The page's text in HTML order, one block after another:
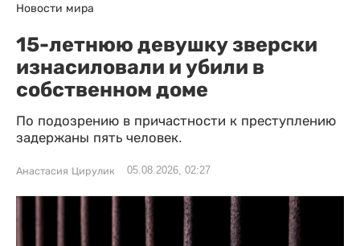
Новости мира
15-летнюю девушку зверски
изнасиловали и убили в
собственном доме
По подозрению в причастности к преступлению
задержаны пять человек.
Анастасия Цирулик 05.08.2026, 02:27